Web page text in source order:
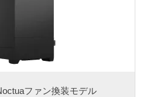
ファン換装モデル